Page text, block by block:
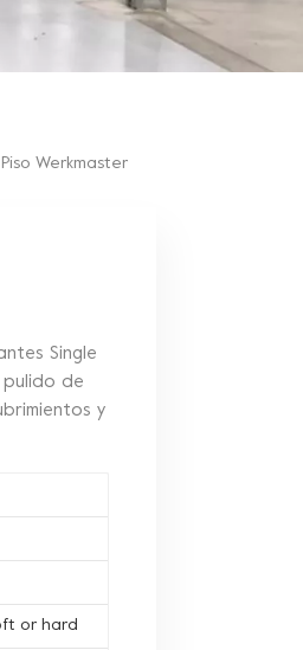
Werkmaster
Single
pulido de
y
or hard